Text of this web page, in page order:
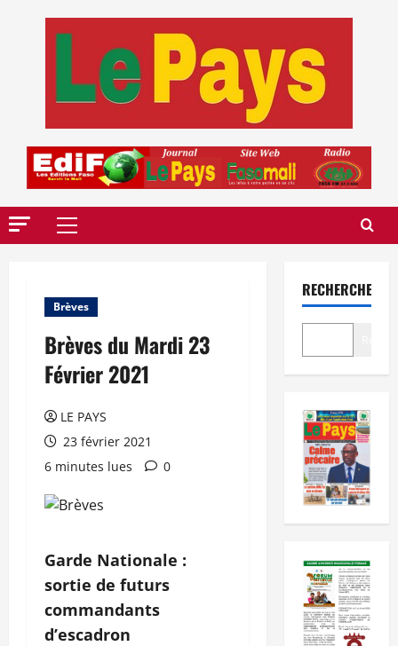
Menu
Brèves
Brèves du Mardi 23
Février 2021
LE PAYS
23 février 2021
6 minutes lues
0
Garde Nationale :
sortie de futurs
commandants
d’escadron
RECHERCHER